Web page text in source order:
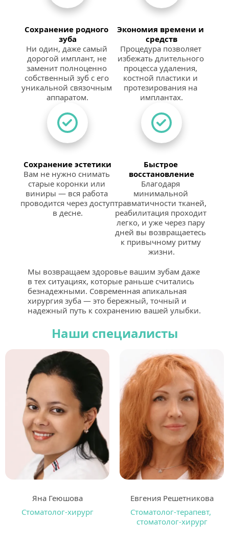
Сохранение родного
зуба
Ни один, даже самый
дорогой имплант, не
заменит полноценно
собственный зуб с его
уникальной связочным
аппаратом.
Экономия времени и
средств
Процедура позволяет
избежать длительного
процесса удаления,
костной пластики и
протезирования на
имплантах.
Сохранение эстетики
Вам не нужно снимать
старые коронки или
виниры — вся работа
проводится через доступ
в десне.
Быстрое
восстановление
Благодаря
минимальной
травматичности тканей,
реабилитация проходит
легко, и уже через пару
дней вы возвращаетесь
к привычному ритму
жизни.
Мы возвращаем здоровье вашим зубам даже
в тех ситуациях, которые раньше считались
безнадежными. Современная апикальная
хирургия зуба — это бережный, точный и
надежный путь к сохранению вашей улыбки.
Наши специалисты
Яна Геюшова
Стоматолог-хирург
Евгения Решетникова
Стоматолог-терапевт,
стоматолог-хирург